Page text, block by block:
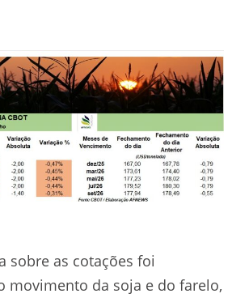
sobre as cotações foi
movimento da soja e do farelo,